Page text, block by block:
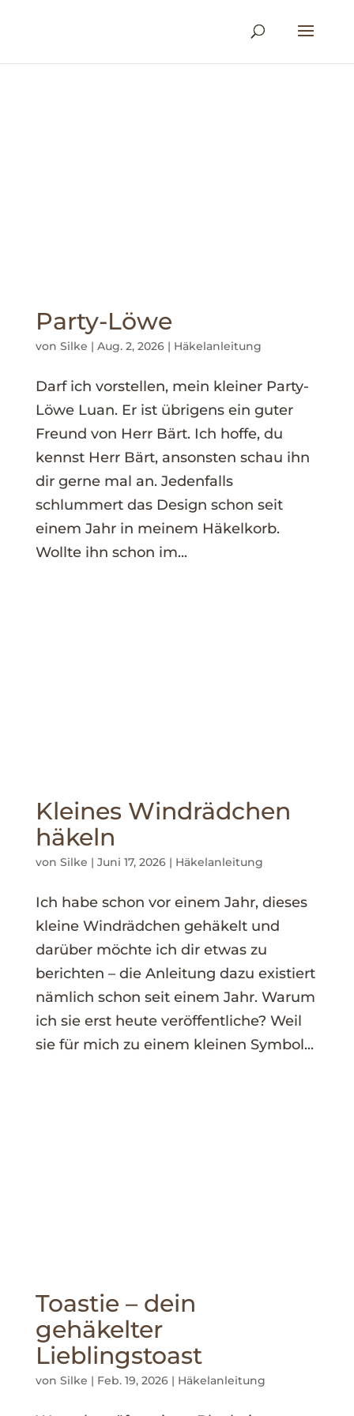
Party-Löwe
von Silke | Aug. 2, 2026| Häkelanleitung
Darf ich vorstellen, mein kleiner Party-
Löwe Luan. Er ist übrigens ein guter
Freund von Herr Bärt. Ich hoffe, du
kennst Herr Bärt, ansonsten schau ihn
dir gerne mal an. Jedenfalls
schlummert das Design schon seit
einem Jahr in meinem Häkelkorb.
Wollte ihn schon im...
Kleines Windrädchen
häkeln
von Silke | Juni 17, 2026| Häkelanleitung
Ich habe schon vor einem Jahr, dieses
kleine Windrädchen gehäkelt und
darüber möchte ich dir etwas zu
berichten – die Anleitung dazu existiert
nämlich schon seit einem Jahr. Warum
ich sie erst heute veröffentliche? Weil
sie für mich zu einem kleinen Symbol...
Toastie – dein
gehäkelter
Lieblingstoast
von Silke | Feb. 19, 2026| Häkelanleitung